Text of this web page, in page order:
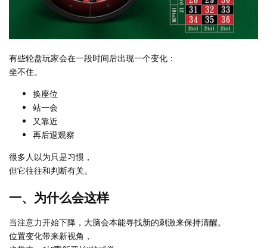
有些轮盘玩家会在一段时间后出现一个变化：
坐不住。
换座位
站一会
又靠近
再后退观察
很多人以为只是习惯，
但它往往和判断有关。
一、为什么会这样
当注意力开始下降，大脑会本能寻找新的刺激来保持清醒。
位置变化带来新视角，